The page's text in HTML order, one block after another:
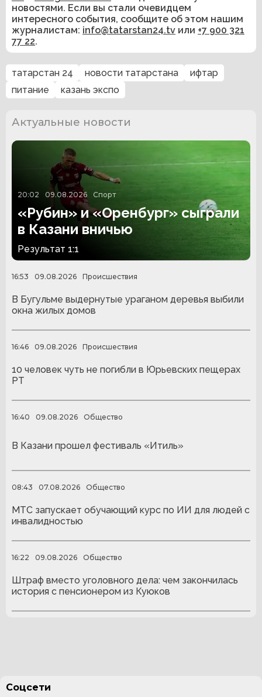
новостями. Если вы стали очевидцем
интересного события, сообщите об этом нашим
журналистам: info@tatarstan24.tv или +7 900 321
77 22.
татарстан 24 новости татарстана
ифтар
питание
казань экспо
Актуальные новости
20:02 09.08.2026 Спорт
«Рубин» и «Оренбург» сыграли
в Казани вничью
Результат 1:1
16:53 09.08.2026 Происшествия
В Бугульме выдернутые ураганом деревья выбили
окна жилых домов
16:46 09.08.2026 Происшествия
10 человек чуть не погибли в Юрьевских пещерах
РТ
16:40 09.08.2026 Общество
В Казани прошел фестиваль «Итиль»
08:43 07.08.2026 Общество
МТС запускает обучающий курс по ИИ для людей с
инвалидностью
16:22 09.08.2026 Общество
Штраф вместо уголовного дела: чем закончилась
история с пенсионером из Куюков
Соцсети